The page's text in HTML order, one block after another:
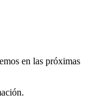
en las próximas